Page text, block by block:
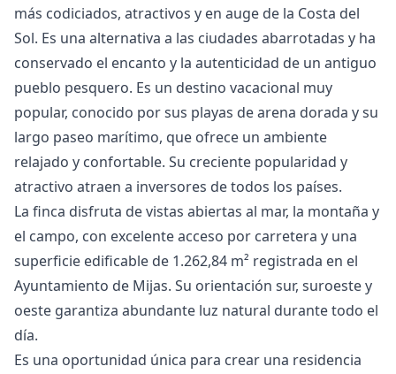
más codiciados, atractivos y en auge de la Costa del
Sol. Es una alternativa a las ciudades abarrotadas y ha
conservado el encanto y la autenticidad de un antiguo
pueblo pesquero. Es un destino vacacional muy
popular, conocido por sus playas de arena dorada y su
largo paseo marítimo, que ofrece un ambiente
relajado y confortable. Su creciente popularidad y
atractivo atraen a inversores de todos los países.
La finca disfruta de vistas abiertas al mar, la montaña y
el campo, con excelente acceso por carretera y una
superficie edificable de 1.262,84 m² registrada en el
Ayuntamiento de Mijas. Su orientación sur, suroeste y
oeste garantiza abundante luz natural durante todo el
día.
Es una oportunidad única para crear una residencia